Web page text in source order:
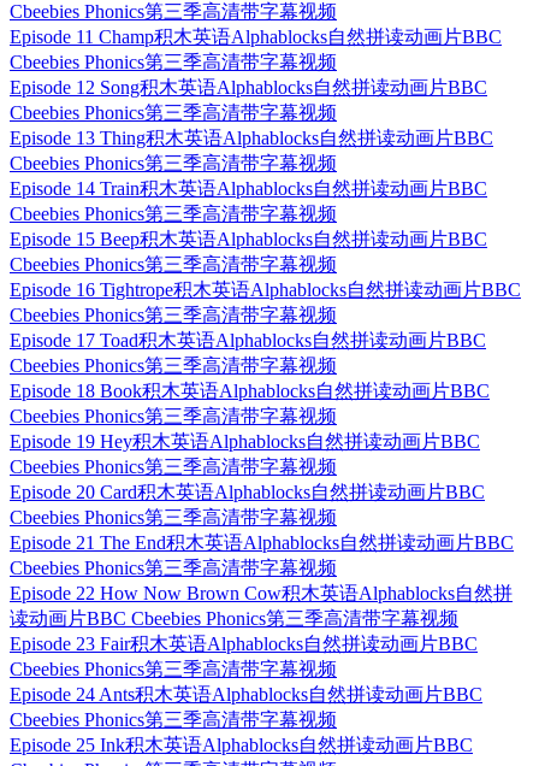
Cbeebies Phonics第三季高清带字幕视频
Episode 11 Champ积木英语Alphablocks自然拼读动画片BBC
Cbeebies Phonics第三季高清带字幕视频
Episode 12 Song积木英语Alphablocks自然拼读动画片BBC
Cbeebies Phonics第三季高清带字幕视频
Episode 13 Thing积木英语Alphablocks自然拼读动画片BBC
Cbeebies Phonics第三季高清带字幕视频
Episode 14 Train积木英语Alphablocks自然拼读动画片BBC
Cbeebies Phonics第三季高清带字幕视频
Episode 15 Beep积木英语Alphablocks自然拼读动画片BBC
Cbeebies Phonics第三季高清带字幕视频
Episode 16 Tightrope积木英语Alphablocks自然拼读动画片BBC
Cbeebies Phonics第三季高清带字幕视频
Episode 17 Toad积木英语Alphablocks自然拼读动画片BBC
Cbeebies Phonics第三季高清带字幕视频
Episode 18 Book积木英语Alphablocks自然拼读动画片BBC
Cbeebies Phonics第三季高清带字幕视频
Episode 19 Hey积木英语Alphablocks自然拼读动画片BBC
Cbeebies Phonics第三季高清带字幕视频
Episode 20 Card积木英语Alphablocks自然拼读动画片BBC
Cbeebies Phonics第三季高清带字幕视频
Episode 21 The End积木英语Alphablocks自然拼读动画片BBC
Cbeebies Phonics第三季高清带字幕视频
Episode 22 How Now Brown Cow积木英语Alphablocks自然拼
读动画片BBC Cbeebies Phonics第三季高清带字幕视频
Episode 23 Fair积木英语Alphablocks自然拼读动画片BBC
Cbeebies Phonics第三季高清带字幕视频
Episode 24 Ants积木英语Alphablocks自然拼读动画片BBC
Cbeebies Phonics第三季高清带字幕视频
Episode 25 Ink积木英语Alphablocks自然拼读动画片BBC